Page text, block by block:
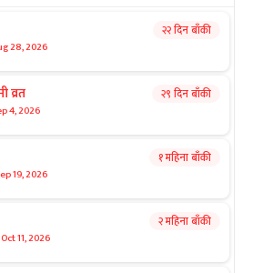
28, 2026
२२ दिन बाँकी
व्रत
4, 2026
२९ दिन बाँकी
19, 2026
१ महिना बाँकी
Oct 11, 2026
२ महिना बाँकी